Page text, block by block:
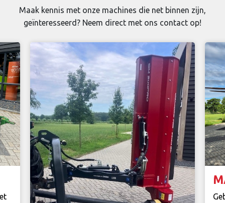
Maak kennis met onze machines die net binnen zijn,
geïnteresseerd? Neem direct met ons contact op!